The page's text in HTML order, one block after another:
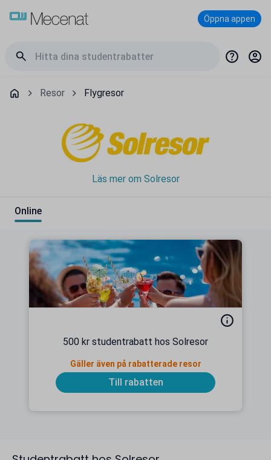
Öppna appen
Resor Flygresor
Läs mer om Solresor
Online
500 kr studentrabatt hos Solresor
Gäller även på rabatterade resor
Till rabatten